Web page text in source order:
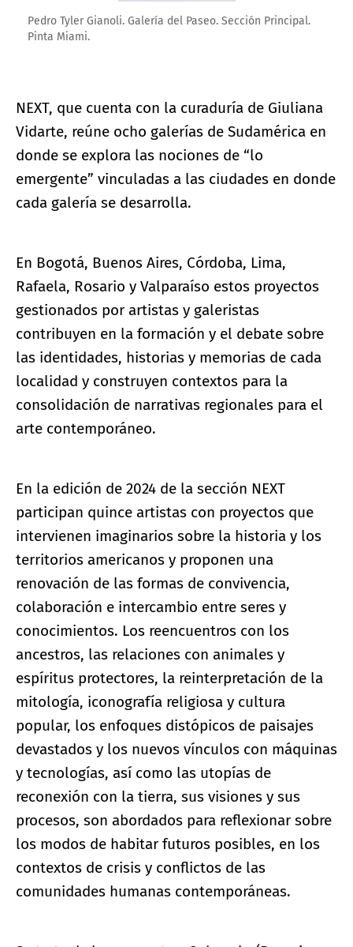
Pedro Tyler Gianoli. Galería del Paseo. Sección Principal.
Pinta Miami.
NEXT, que cuenta con la curaduría de Giuliana
Vidarte, reúne ocho galerías de Sudamérica en
donde se explora las nociones de “lo
emergente” vinculadas a las ciudades en donde
cada galería se desarrolla.
En Bogotá, Buenos Aires, Córdoba, Lima,
Rafaela, Rosario y Valparaíso estos proyectos
gestionados por artistas y galeristas
contribuyen en la formación y el debate sobre
las identidades, historias y memorias de cada
localidad y construyen contextos para la
consolidación de narrativas regionales para el
arte contemporáneo.
En la edición de 2024 de la sección NEXT
participan quince artistas con proyectos que
intervienen imaginarios sobre la historia y los
territorios americanos y proponen una
renovación de las formas de convivencia,
colaboración e intercambio entre seres y
conocimientos. Los reencuentros con los
ancestros, las relaciones con animales y
espíritus protectores, la reinterpretación de la
mitología, iconografía religiosa y cultura
popular, los enfoques distópicos de paisajes
devastados y los nuevos vínculos con máquinas
y tecnologías, así como las utopías de
reconexión con la tierra, sus visiones y sus
procesos, son abordados para reflexionar sobre
los modos de habitar futuros posibles, en los
contextos de crisis y conflictos de las
comunidades humanas contemporáneas.